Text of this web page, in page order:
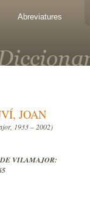
Abreviatures
JOAN
1933 – 2002)
DE VILAMAJOR: